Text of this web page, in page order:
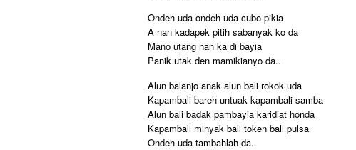
Ondeh uda ondeh uda cubo pikia
A nan kadapek pitih sabanyak ko da
Mano utang nan ka di bayia
Panik utak den mamikianyo da..
Alun balanjo anak alun bali rokok uda
Kapambali bareh untuak kapambali samba
Alun bali badak pambayia karidiat honda
Kapambali minyak bali token bali pulsa
Ondeh uda tambahlah da..